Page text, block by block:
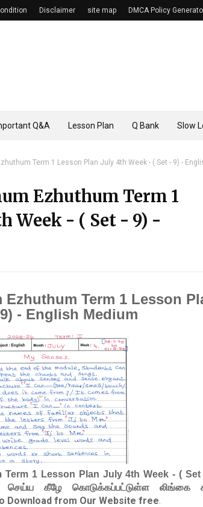
Disclaimer site map DMCA Policy
Q&A Lesson Plan Q Bank Slow
Term 1 Lesson Plan July 4th Week - ( Set - 9) -
Ezhuthum Term 1
Week - ( Set - 9) -
Term 1 Lesson
- English Medium
1 Lesson Plan July 4th Week - ( Set
செய்ய கீழே கொடுக்கப்பட்டுள்ள லிங்கை
Download from Our Website free